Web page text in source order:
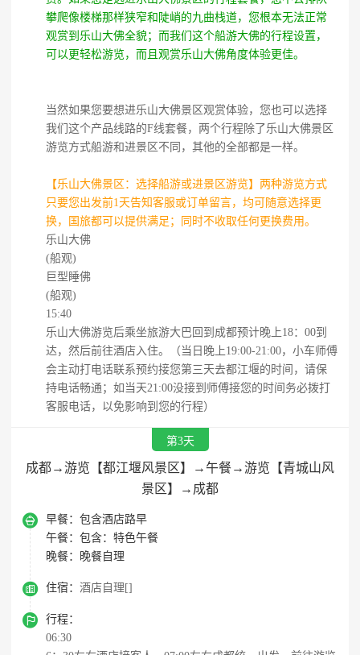
攀爬像楼梯那样狭窄和陡峭的九曲栈道，您根本无法正常
观赏到乐山大佛全貌；而我们这个船游大佛的行程设置，
可以更轻松游览，而且观赏乐山大佛角度体验更佳。
当然如果您要想进乐山大佛景区观赏体验，您也可以选择
我们这个产品线路的F线套餐，两个行程除了乐山大佛景区
游览方式船游和进景区不同，其他的全部都是一样。
【乐山大佛景区：选择船游或进景区游览】两种游览方式
只要您出发前1天告知客服或订单留言，均可随意选择更
换，国旅都可以提供满足；同时不收取任何更换费用。
乐山大佛
(船观)
巨型睡佛
(船观)
15:40
乐山大佛游览后乘坐旅游大巴回到成都预计晚上18：00到
达，然后前往酒店入住。（当日晚上19:00-21:00，小车师傅
会主动打电话联系预约接您第三天去都江堰的时间，请保
持电话畅通；如当天21:00没接到师傅接您的时间务必拨打
客服电话，以免影响到您的行程）
第3天
成都→游览【都江堰风景区】→午餐→游览【青城山风
景区】→成都
 早餐： 包含酒店路早
午餐： 包含：特色午餐
晚餐：
晚餐自理
 住宿： 酒店自理[]

行程：
06:30